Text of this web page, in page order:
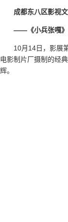
成都东八区影视
——《小兵张嘎》
10月14日，影展
电影制片厂摄制的经
辉。